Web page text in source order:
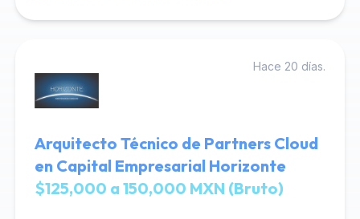
Hace 20 días.
Arquitecto Técnico de Partners Cloud
en Capital Empresarial Horizonte
$125,000 a 150,000 MXN (Bruto)